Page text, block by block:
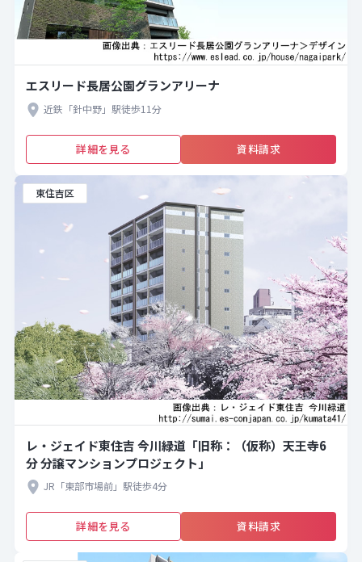
エスリード長居公園グランアリーナ
近鉄「針中野」駅徒歩11分
詳細を見る 資料請求
東住吉区
レ・ジェイド東住吉 今川緑道「旧称：（仮称）天王寺6
分 分譲マンションプロジェクト」
JR「東部市場前」駅徒歩4分
詳細を見る 資料請求